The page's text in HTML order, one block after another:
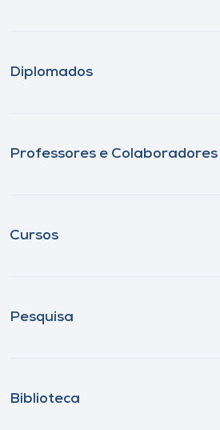
Diplomados
Professores e Colaboradores
Cursos
Pesquisa
Biblioteca